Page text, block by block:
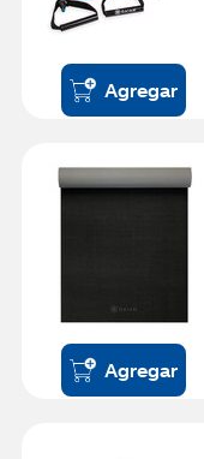
Agregar
Agregar